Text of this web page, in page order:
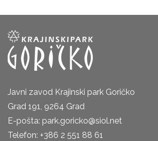
Javni zavod Krajinski park Goričko
Grad 191, 9264 Grad
E-pošta: park.goricko@siol.net
Telefon: +386 2 551 88 61